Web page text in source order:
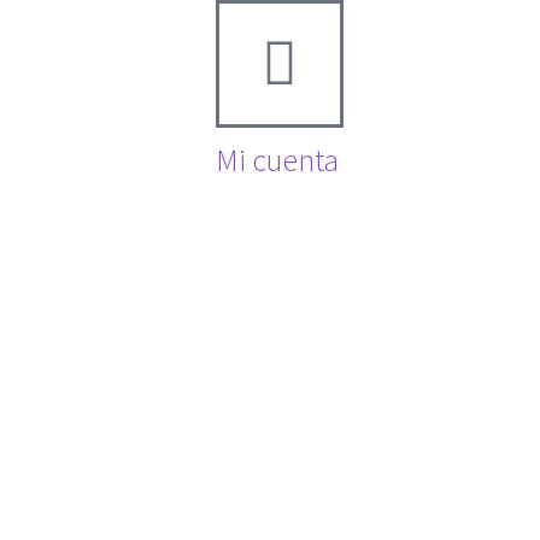
Mi cuenta